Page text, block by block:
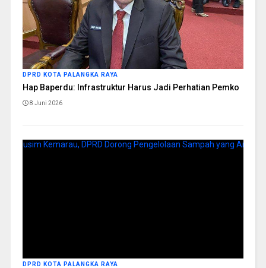
DPRD KOTA PALANGKA RAYA
Hap Baperdu: Infrastruktur Harus Jadi Perhatian Pemko
8 Juni 2026
DPRD KOTA PALANGKA RAYA